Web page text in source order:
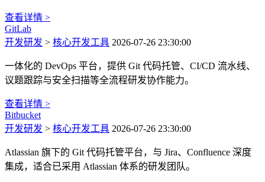
查看详情 >
GitLab
开发研发 > 核心开发工具 2026-07-26 23:30:00
一体化的 DevOps 平台，提供 Git 代码托管、CI/CD 流水线、
议题跟踪与安全扫描等全流程研发协作能力。
查看详情 >
Bitbucket
开发研发 > 核心开发工具 2026-07-26 23:30:00
Atlassian 旗下的 Git 代码托管平台，与 Jira、Confluence 深度
集成，适合已采用 Atlassian 体系的研发团队。